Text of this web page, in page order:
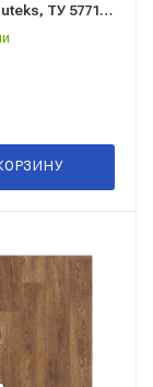
ТУ 5771-
2003